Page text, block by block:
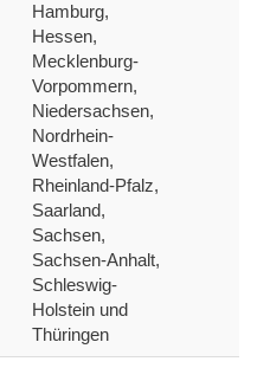
Hamburg,
Hessen,
Mecklenburg-
Vorpommern,
Niedersachsen,
Nordrhein-
Westfalen,
Rheinland-Pfalz,
Saarland,
Sachsen,
Sachsen-Anhalt,
Schleswig-
Holstein und
Thüringen